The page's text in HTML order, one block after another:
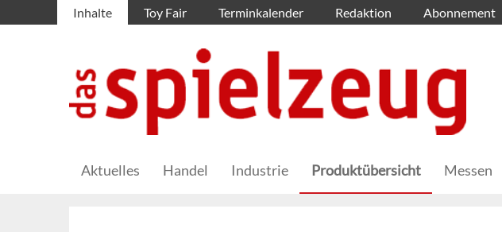
Inhalte Toy Fair Terminkalender Redaktion Abonnement
Aktuelles Handel Industrie Produktübersicht Messen